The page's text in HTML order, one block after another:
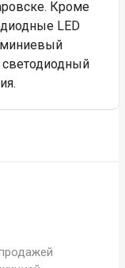
Кроме
LED